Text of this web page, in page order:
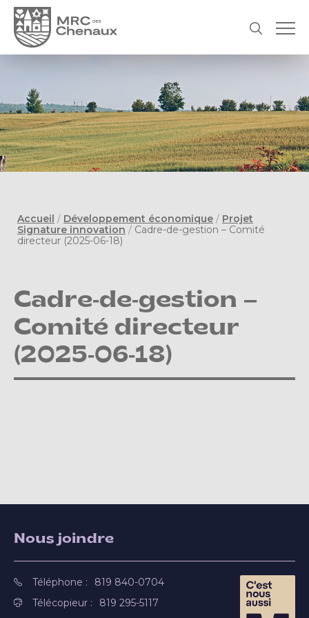
Accueil / Développement économique / Projet
Signature innovation / Cadre-de-gestion – Comité
directeur (2025-06-18)
Cadre-de-gestion –
Comité directeur
(2025-06-18)
Nous joindre
Téléphone :
819 840-0704
Télécopieur :
819 295-5117